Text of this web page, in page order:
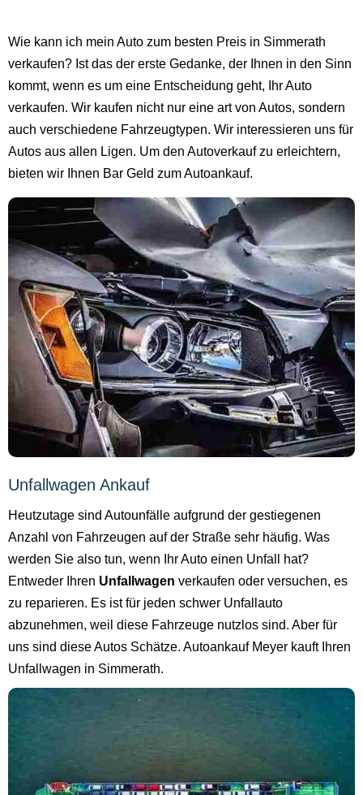
Wie kann ich mein Auto zum besten Preis in Simmerath
verkaufen? Ist das der erste Gedanke, der Ihnen in den Sinn
kommt, wenn es um eine Entscheidung geht, Ihr Auto
verkaufen. Wir kaufen nicht nur eine art von Autos, sondern
auch verschiedene Fahrzeugtypen. Wir interessieren uns für
Autos aus allen Ligen. Um den Autoverkauf zu erleichtern,
bieten wir Ihnen Bar Geld zum Autoankauf.
Unfallwagen Ankauf
Heutzutage sind Autounfälle aufgrund der gestiegenen
Anzahl von Fahrzeugen auf der Straße sehr häufig. Was
werden Sie also tun, wenn Ihr Auto einen Unfall hat?
Entweder Ihren Unfallwagen verkaufen oder versuchen, es
zu reparieren. Es ist für jeden schwer Unfallauto
abzunehmen, weil diese Fahrzeuge nutzlos sind. Aber für
uns sind diese Autos Schätze. Autoankauf Meyer kauft Ihren
Unfallwagen in Simmerath.